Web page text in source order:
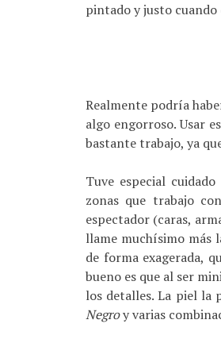
pintado y justo
Realmente podría
algo engorroso. Usar
bastante trabajo, ya
Tuve especial
zonas que trabajo
espectador (caras,
llame muchísimo más
de forma exagerada,
bueno es que al ser
los detalles. La piel la
Negroy varias